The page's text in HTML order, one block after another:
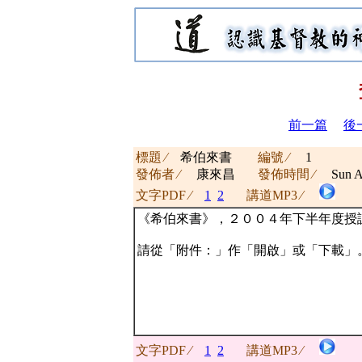
前一篇 後
標題 ∕希伯來書 編號 ∕
1
發佈者 ∕
康來昌 發佈時間 ∕
Sun
文字PDF ∕ 1 2
講道MP3 ∕
《希伯來書》，２００４年下半年度
請從「附件：」作「開啟」或「下載」
文字PDF ∕ 1 2 講道MP3 ∕